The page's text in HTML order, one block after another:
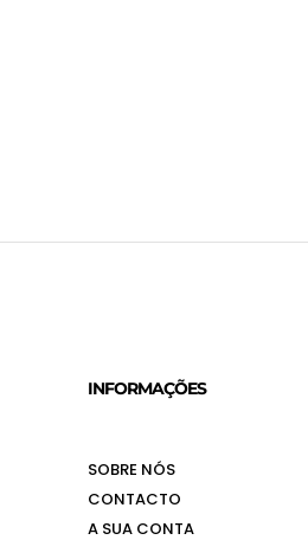
INFORMAÇÕES
SOBRE NÓS
CONTACTO
A SUA CONTA